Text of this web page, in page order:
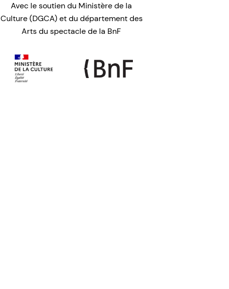
Avec le soutien du Ministère de la
Culture (DGCA) et du département des
Arts du spectacle de la BnF